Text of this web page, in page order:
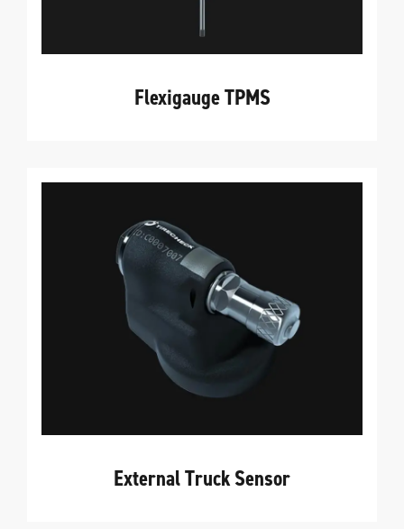
Flexigauge TPMS
External Truck Sensor